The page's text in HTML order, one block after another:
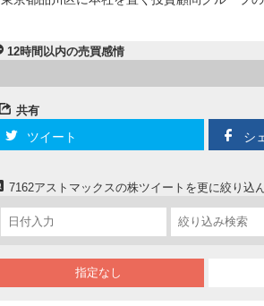
12時間以内の売買感情
共有
ツイート シ
7162アストマックスの株ツイートを更に絞り込
指定なし